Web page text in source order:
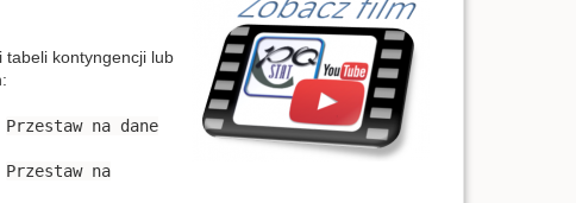
tabeli kontyngencji lub
Przestaw na dane
Przestaw na